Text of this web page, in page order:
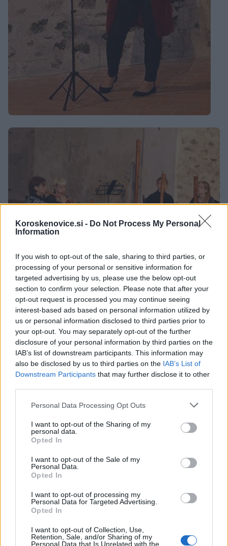
Koroskenovice.si - Do Not Process My Personal
Information
If you wish to opt-out of the sale, sharing to third parties, or
processing of your personal or sensitive information for
targeted advertising by us, please use the below opt-out
section to confirm your selection. Please note that after your
opt-out request is processed you may continue seeing
interest-based ads based on personal information utilized by
us or personal information disclosed to third parties prior to
your opt-out. You may separately opt-out of the further
disclosure of your personal information by third parties on the
IAB’s list of downstream participants. This information may
also be disclosed by us to third parties on the IAB’s List of
Downstream Participants that may further disclose it to other
Please note that this website/app uses one or more Google
not limited to your visit or usage behaviour. You may click to
grant or deny consent to Google and its third-party tags to
use your data for below specified purposes in below Google
consent section.
Personal Data Processing Opt Outs
I want to opt-out of the Sharing of my
personal data.
Opted In
I want to opt-out of the Sale of my
Personal Data.
Opted In
I want to opt-out of processing my
Personal Data for Targeted Advertising.
Opted In
I want to opt-out of Collection, Use,
Retention, Sale, and/or Sharing of my
Personal Data that Is Unrelated with the
Pri tem naj spomnimo, da bo zadnji koncert jesenskih
serenad v četrtek 1. oktobra ob 20. uri v Dvorcu
Bukovje. Na koncertu z naslovomBodi tiha pesem
bosta nastopilaJaka Mihelačna baritonu in Jure
Cerkovnik na kitari. Tudi zadnji koncert bo z besedo
posameznik kazensko odgovoren za javno spodbujanje
sovraštva, nasilja ali nestrpnosti. Komentarji z žaljivimi,
odstranjeni. Pravila komentiranja →